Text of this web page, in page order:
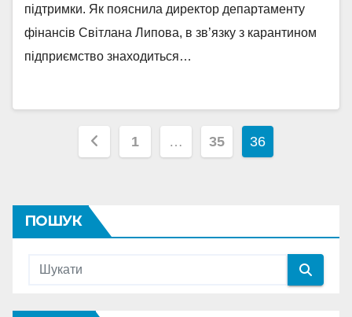
підтримки. Як пояснила директор департаменту
фінансів Світлана Липова, в зв’язку з карантином
підприємство знаходиться…
Пагінація
1 … 35 36
ПОШУК